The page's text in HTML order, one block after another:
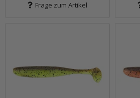
Frage zum Artikel